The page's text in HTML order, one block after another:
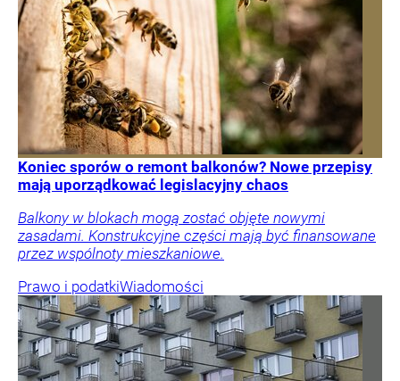
Koniec sporów o remont balkonów? Nowe przepisy
mają uporządkować legislacyjny chaos
Balkony w blokach mogą zostać objęte nowymi
zasadami. Konstrukcyjne części mają być finansowane
przez wspólnoty mieszkaniowe.
Prawo i podatkiWiadomości